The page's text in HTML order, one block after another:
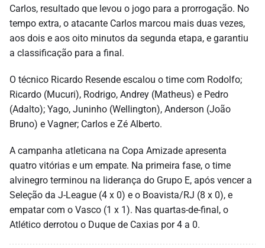
Carlos, resultado que levou o jogo para a prorrogação. No
tempo extra, o atacante Carlos marcou mais duas vezes,
aos dois e aos oito minutos da segunda etapa, e garantiu
a classificação para a final.
O técnico Ricardo Resende escalou o time com Rodolfo;
Ricardo (Mucuri), Rodrigo, Andrey (Matheus) e Pedro
(Adalto); Yago, Juninho (Wellington), Anderson (João
Bruno) e Vagner; Carlos e Zé Alberto.
A campanha atleticana na Copa Amizade apresenta
quatro vitórias e um empate. Na primeira fase, o time
alvinegro terminou na liderança do Grupo E, após vencer a
Seleção da J-League (4 x 0) e o Boavista/RJ (8 x 0), e
empatar com o Vasco (1 x 1). Nas quartas-de-final, o
Atlético derrotou o Duque de Caxias por 4 a 0.